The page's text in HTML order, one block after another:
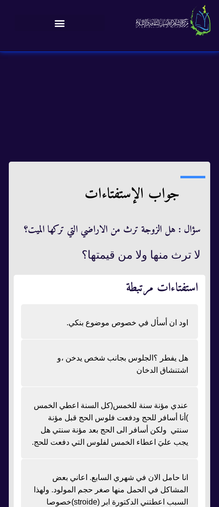
جواب الإستفتاءات
سؤال : هل الزوجة ترث من الاراضي التي تركها الميت؟
لا ترث منها ولا من قيمتها؟
استفتاءات مرتبطة
اود ان أسأل في خصوص موضوع بنكي.
هل يفطر ؟الجلوس بجانب شخص يدخن ،و
اشتنشاق الدخان
عندي مؤنة سنة للخمس(كل السنة اعطي الخمس
)أنا أسافر للحج ودفعت فلوس الحج قبل مؤنة
سنتي ولكن أسافر الى الحج بعد مؤنة سنتي هل
يجب عليَ اعطاء الخمس لفلوس التي دفعت للحج.
انا حامل الان في شهري السابع. اعاني بعض
المشاكل في الحمل منها صغر حجم المولود. ولهذا
السبب اعطتني الدكتورة ابر (stroide)خصوصا